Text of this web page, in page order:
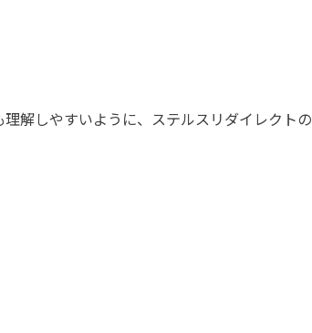
解しやすいように、ステルスリダイレクトの